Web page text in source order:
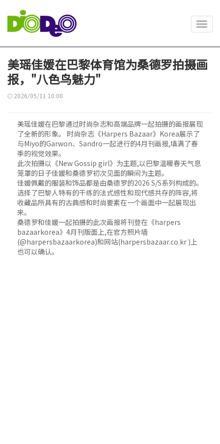
美瑶佳媛在巴黎体育馆为桑德罗拍摄画
报，"八色鸟魅力"
2026/05/11 10:00
美瑶佳媛在巴黎通过时尚杂志和高端品牌一起拍摄的画报展现
了全新的形象。 时尚杂志《Harpers Bazaar》Korea展示了
与Miyo的Garwon、Sandro一起进行的4月刊画报,填满了春
季的视觉效果。
此次拍摄以《New Gossip girl》为主题,以巴黎温暖春天气息
笼罩的日子佳媛和桑德罗初次见面的瞬间为主题。
佳媛佩戴的服装和饰品都是由桑德罗的2026 S/S系列构成的。
选择了巴黎人特有的干练的法式感性和现代感共存的阵容,将
收藏品所具有的古典感和时尚要素在一个画面中一起展现出
来。
桑德罗和佳媛一起拍摄的此次画报将刊登在《harpers
bazaarkorea》4月刊版面上,在官方照片墙
(@harpersbazaarkorea)和网站(harpersbazaar.co.kr )上
也可以确认。